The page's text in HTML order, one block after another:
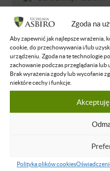
Zgoda na
Aby zapewnić jak najlepsze wrażenia,
cookie, do przechowywania i/lub
urządzeniu. Zgoda na te technologie
zachowanie podczas przeglądania
Brak wyrażenia zgody lub wycofanie
niektóre cechy i funkcje.
Polityka plików cookies
„Marka osobista
co zrobić, aby
każdy Twój post”
NIEDOSTĘPNE POLSKI